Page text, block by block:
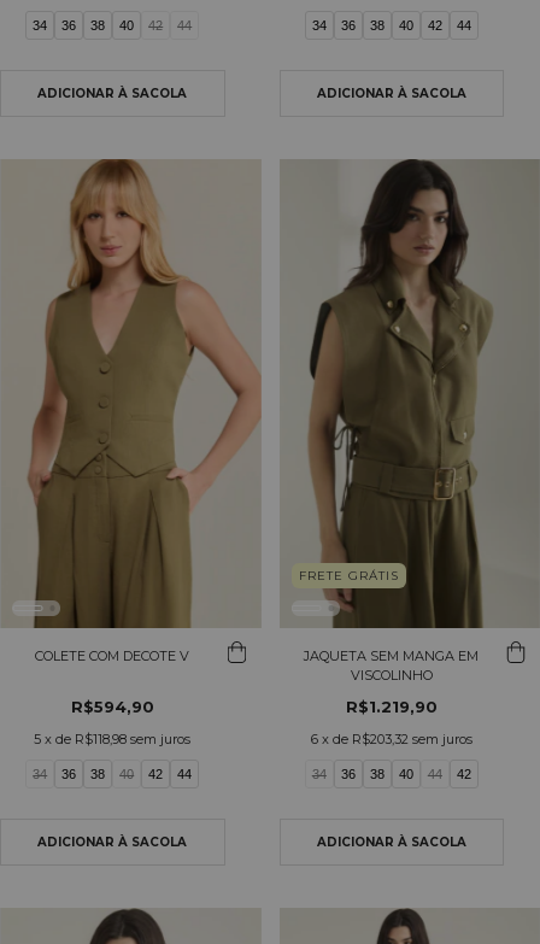
34 36 38 40 42 44 34 36 38 40 42 44
COLETE COM DECOTE V
R$594,90
5 x de R$118,98 sem juros
34 36 38 40 42 44
FRETE GRÁTIS
JAQUETA SEM MANGA EM
VISCOLINHO
R$1.219,90
6 x de R$203,32 sem juros
34 36 38 40 44 42